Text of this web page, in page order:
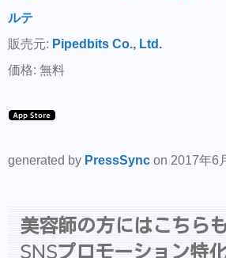
ルテ
販売元: Pipedbits Co., Ltd.
価格: 無料
generated by PressSync on 2017年6
美容師の方にはこちら
SNSプロモーション特